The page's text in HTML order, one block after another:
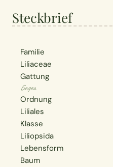
Steckbrief
Familie
Liliaceae
Gattung
Gagea
Ordnung
Liliales
Klasse
Liliopsida
Lebensform
Baum